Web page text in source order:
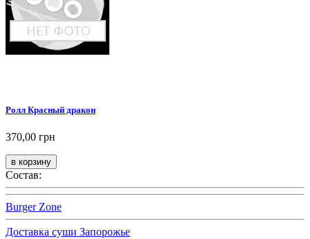
Ролл Красный дракон
370,00 грн
Состав:
Burger Zone
Доставка суши Запорожье